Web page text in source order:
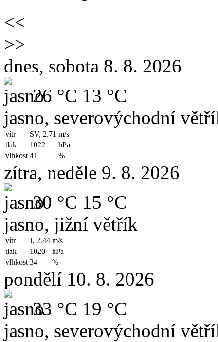
<<
>>
dnes, sobota 8. 8. 2026
26 °C 13 °C
jasno, severovýchodní
vítr SV, 2.71 m/s
tlak
1022
hPa
vlhkost 41 %
zítra, neděle 9. 8. 2026
30 °C 15 °C
jasno, jižní větřík
vítr J, 2.44 m/s
tlak
1020
hPa
vlhkost 34 %
pondělí 10. 8. 2026
33 °C 19 °C
jasno, severovýchodní